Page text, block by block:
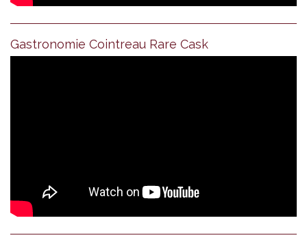
Gastronomie Cointreau Rare Cask